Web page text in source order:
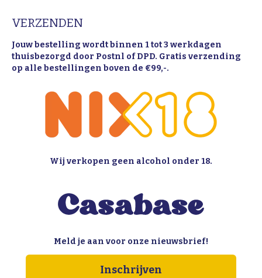
VERZENDEN
Jouw bestelling wordt binnen 1 tot 3 werkdagen
thuisbezorgd door Postnl of DPD. Gratis verzending
op alle bestellingen boven de €99,-.
Wij verkopen geen alcohol onder 18.
Meld je aan voor onze nieuwsbrief!
Inschrijven